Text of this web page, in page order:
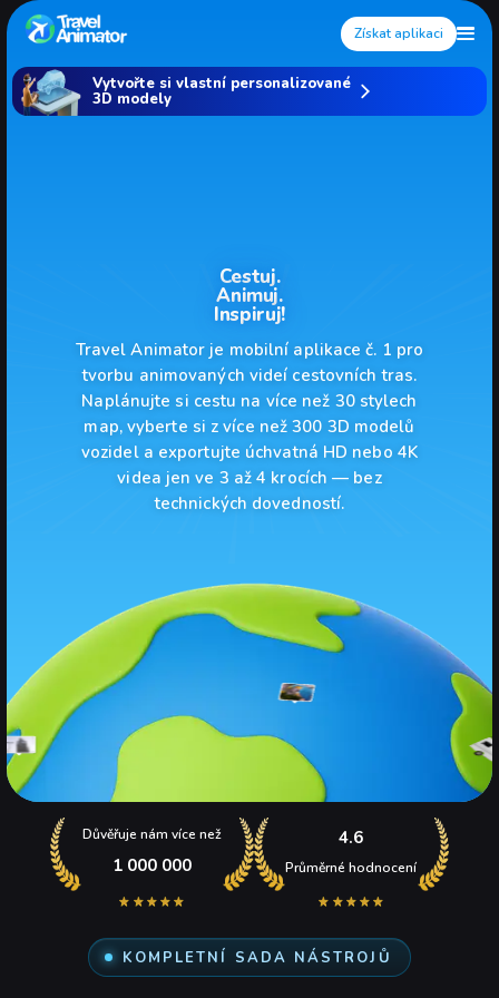
Získat aplikaci
Vytvořte si vlastní personalizované
3D modely
Cestuj.
Animuj.
Inspiruj!
Travel Animator je mobilní aplikace č. 1 pro
tvorbu animovaných videí cestovních tras.
Naplánujte si cestu na více než 30 stylech
map, vyberte si z více než 300 3D modelů
vozidel a exportujte úchvatná HD nebo 4K
videa jen ve 3 až 4 krocích — bez
technických dovedností.
Důvěřuje nám více než
1 000 000
4.6
Průměrné hodnocení
KOMPLETNÍ SADA NÁSTROJŮ